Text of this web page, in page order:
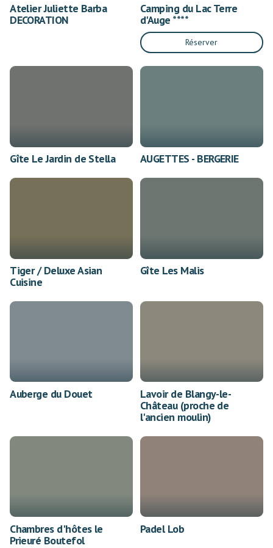
Atelier Juliette Barba
DECORATION
Camping du Lac Terre
d'Auge ****
Réserver
Gîte Le Jardin de Stella AUGETTES - BERGERIE
Tiger / Deluxe Asian
Cuisine
Gîte Les Malis
Auberge du Douet
Lavoir de Blangy-le-
Château (proche de
l'ancien moulin)
Chambres d'hôtes le
Prieuré Boutefol
Padel Lob